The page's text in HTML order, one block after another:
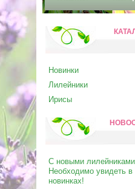
Новинки
Лилейники
Ирисы
С новыми
Необходимо увидеть в
новинках!